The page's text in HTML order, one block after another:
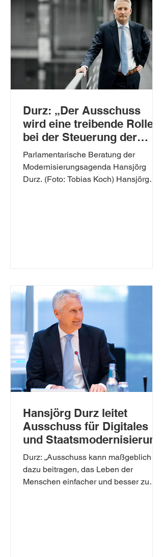
Durz: „Der Ausschuss
wird eine treibende Rolle
bei der Steuerung der
Reformprozesse
übernehmen“
Parlamentarische Beratung der
Modernisierungsagenda Hansjörg
Durz. (Foto: Tobias Koch) Hansjörg
Hansjörg Durz leitet
Ausschuss für Digitales
und Staatsmodernisierung
Durz: „Ausschuss kann maßgeblich
dazu beitragen, das Leben der
Menschen einfacher und besser zu